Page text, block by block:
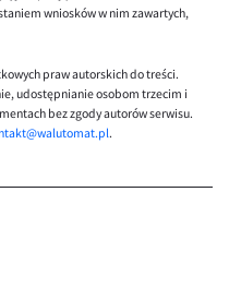
wniosków w nim zawartych,
praw autorskich do treści.
udostępnianie osobom trzecim i
bez zgody autorów serwisu.
.